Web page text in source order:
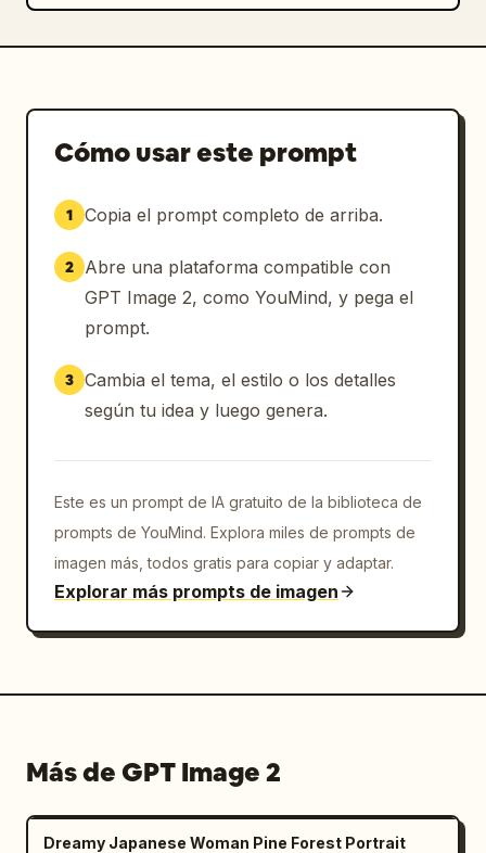
Cómo usar este prompt
1 Copia el prompt completo de arriba.
2
Abre una plataforma compatible con
GPT Image 2, como YouMind, y pega el
prompt.
3 Cambia el tema, el estilo o los detalles
según tu idea y luego genera.
Este es un prompt de IA gratuito de la biblioteca de
prompts de YouMind. Explora miles de prompts de
imagen más, todos gratis para copiar y adaptar.
Explorar más prompts de imagen
Más de GPT Image 2
Dreamy Japanese Woman Pine Forest Portrait